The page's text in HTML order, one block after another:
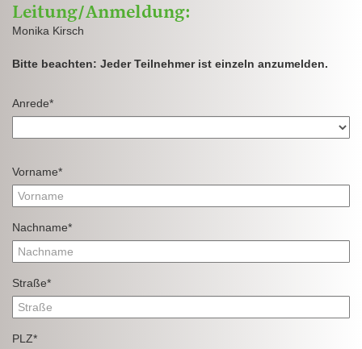
Leitung/Anmeldung:
Monika Kirsch
Bitte beachten: Jeder Teilnehmer ist einzeln anzumelden.
Anrede*
Vorname*
Nachname*
Straße*
PLZ*